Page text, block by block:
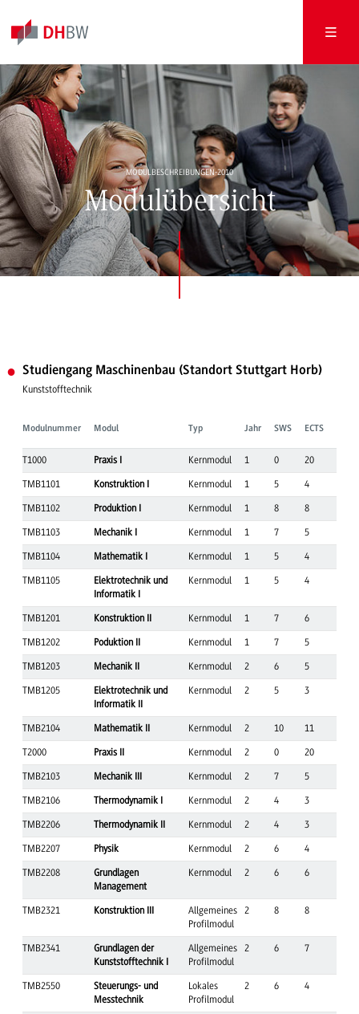
MODULBESCHREIBUNGEN-2010
Modulübersicht
Studiengang Maschinenbau (Standort Stuttgart Horb)
Kunststofftechnik
Modulnummer Modul Typ Jahr SWS ECTS
T1000 Praxis I Kernmodul 1 0 20
TMB1101 Konstruktion I Kernmodul 1 5 4
TMB1102 Produktion I Kernmodul 1 8 8
TMB1103 Mechanik I Kernmodul 1 7 5
TMB1104 Mathematik I Kernmodul 1 5 4
TMB1105
Elektrotechnik und
Informatik I
Kernmodul 1 5 4
TMB1201 Konstruktion II Kernmodul 1 7 6
TMB1202 Poduktion II Kernmodul 1 7 5
TMB1203 Mechanik II Kernmodul 2 6 5
TMB1205
Elektrotechnik und
Informatik II
Kernmodul 2 5 3
TMB2104 Mathematik II Kernmodul 2 10 11
T2000 Praxis II Kernmodul 2 0 20
TMB2103 Mechanik III Kernmodul 2 7 5
TMB2106 Thermodynamik I Kernmodul 2 4 3
TMB2206 Thermodynamik II Kernmodul 2 4 3
TMB2207 Physik Kernmodul 2 6 4
TMB2208
Grundlagen
Management
Kernmodul 2 6 6
TMB2321 Konstruktion III
Allgemeines
Profilmodul
2 8 8
TMB2341
Grundlagen der
Kunststofftechnik I
Allgemeines
Profilmodul
2 6 7
TMB2550
Steuerungs- und
Messtechnik
Lokales
Profilmodul
2 6 4